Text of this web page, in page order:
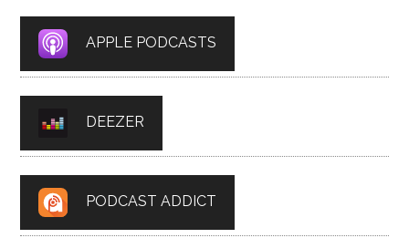
APPLE PODCASTS
DEEZER
PODCAST ADDICT